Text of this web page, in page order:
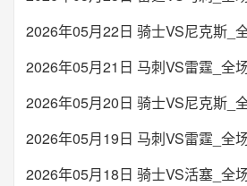
2026年05月21日 马刺VS雷霆_全
2026年05月19日 马刺VS雷霆_全
2026年05月18日 骑士VS活塞_全